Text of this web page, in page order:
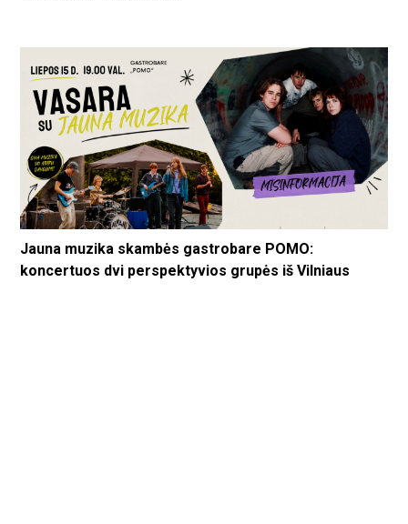
Jauna muzika skambės gastrobare POMO:
koncertuos dvi perspektyvios grupės iš Vilniaus